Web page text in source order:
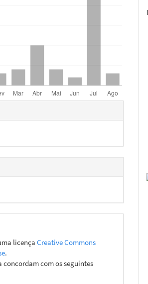
licençaCreative Commons
.
com os seguintes